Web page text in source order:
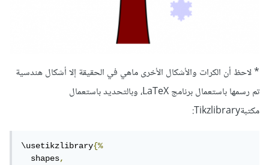
* لاحظ أن الكرات والأشكال الأخرى ماهي في الحقيقة إلا أشكال هندسية
تم رسمها باستعمال برنامج LaTeX، وبالتحديد باستعمال
مكتبةTikzlibrary:
\usetikzlibrary{%
  shapes
,